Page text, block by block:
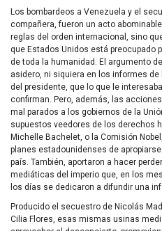
Los bombardeos a Venezuela y el
compañera, fueron un acto
reglas del orden internacional, sino
que Estados Unidos está preocupado
de toda la humanidad. El argumento
asidero, ni siquiera en los informes de
del presidente, que lo que le
confirman. Pero, además, las
mal parados a los gobiernos de la
supuestos veedores de los derechos
Michelle Bachelet, o la Comisión
planes estadounidenses de
país. También, aportaron a hacer
mediáticas del imperio que, en los
los días se dedicaron a difundir una
Producido el secuestro de Nicolás
Cilia Flores, esas mismas usinas